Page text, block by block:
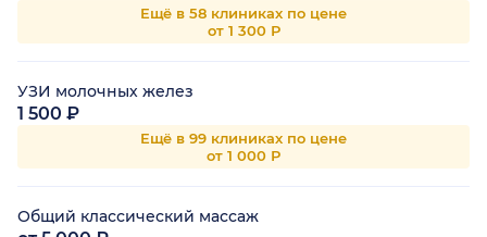
Ещё в 58 клиниках по цене
от 1 300 Р
УЗИ молочных желез
1 500 ₽
Ещё в 99 клиниках по цене
от 1 000 Р
Общий классический массаж